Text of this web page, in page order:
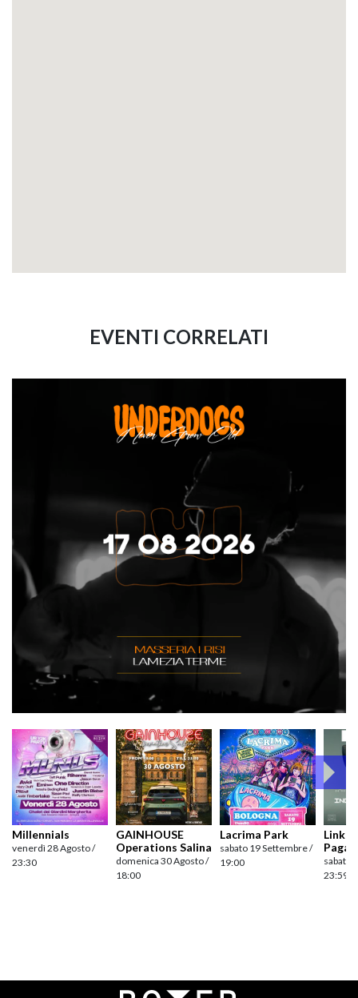
EVENTI CORRELATI
Millennials
venerdì 28 Agosto /
23:30
GAINHOUSE
Operations Salina
domenica 30 Agosto /
18:00
Lacrima Park
sabato 19 Settembre /
19:00
Link
sabato
23:59
Navigazione